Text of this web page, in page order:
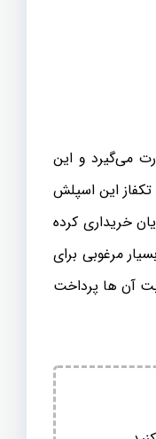
می‌گیرد و این
این اسپلش
خریداری کرده
مرغوبی برای
آن ها پرداخت